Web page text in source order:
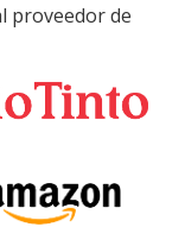
proveedor de